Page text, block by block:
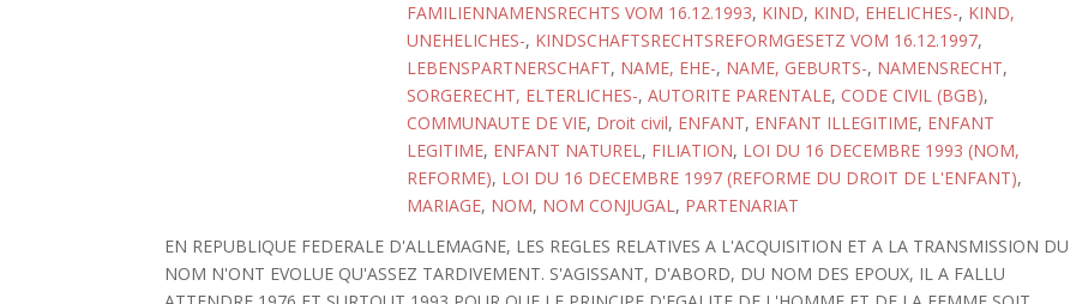
FAMILIENNAMENSRECHTS VOM 16.12.1993, KIND, KIND, EHELICHES-, KIND,
UNEHELICHES-, KINDSCHAFTSRECHTSREFORMGESETZ VOM 16.12.1997,
LEBENSPARTNERSCHAFT, NAME, EHE-, NAME, GEBURTS-, NAMENSRECHT,
SORGERECHT, ELTERLICHES-, AUTORITE PARENTALE, CODE CIVIL (BGB),
COMMUNAUTE DE VIE, Droit civil, ENFANT, ENFANT ILLEGITIME, ENFANT
LEGITIME, ENFANT NATUREL, FILIATION, LOI DU 16 DECEMBRE 1993 (NOM,
REFORME), LOI DU 16 DECEMBRE 1997 (REFORME DU DROIT DE L'ENFANT),
MARIAGE, NOM, NOM CONJUGAL, PARTENARIAT
EN REPUBLIQUE FEDERALE D'ALLEMAGNE, LES REGLES RELATIVES A L'ACQUISITION ET A LA TRANSMISSION DU
NOM N'ONT EVOLUE QU'ASSEZ TARDIVEMENT. S'AGISSANT, D'ABORD, DU NOM DES EPOUX, IL A FALLU